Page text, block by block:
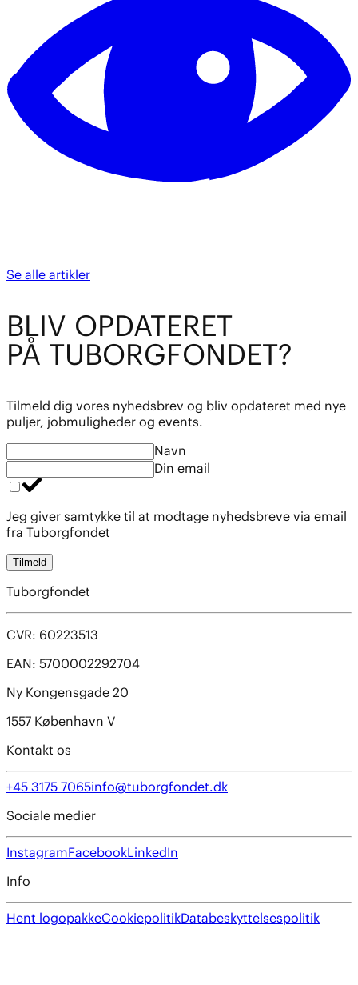
Se alle artikler
BLIV OPDATERET
PÅ TUBORGFONDET?
Tilmeld dig vores nyhedsbrev og bliv opdateret med nye
puljer, jobmuligheder og events.
Navn
Din email
Jeg giver samtykke til at modtage nyhedsbreve via email
fra Tuborgfondet
Tilmeld
Tuborgfondet
CVR: 60223513
EAN: 5700002292704
Ny Kongensgade 20
1557 København V
Kontakt os
+45 3175 7065info@tuborgfondet.dk
Sociale medier
InstagramFacebookLinkedIn
Info
Hent logopakkeCookiepolitikDatabeskyttelsespolitik